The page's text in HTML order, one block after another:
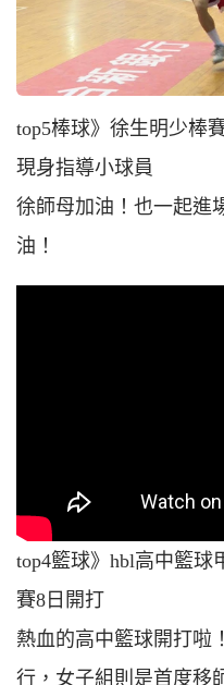
top5棒球》徐生明少棒
現身指導小球員
徐師母加油！也一起進
油！
top4籃球》hbl高中籃球
賽8日開打
熱血的高中籃球開打啦
行，女子組則是首度移